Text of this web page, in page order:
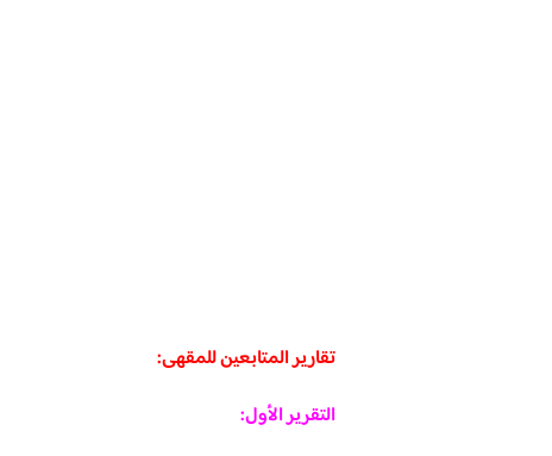
تقارير المتابعين للمقهى:
التقرير الأول: